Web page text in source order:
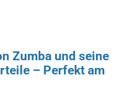
Zumba und seine
– Perfekt am